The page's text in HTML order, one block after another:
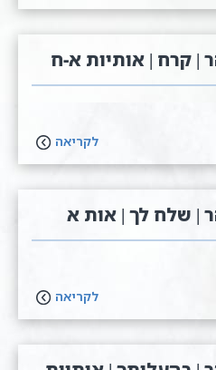
| קרח | אותיות א-ח
לקריאה
| שלח לך | אות א
לקריאה